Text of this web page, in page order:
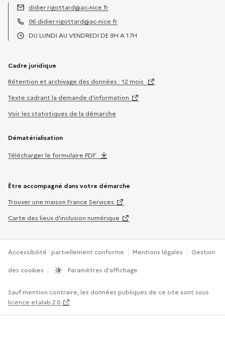
Adresse électronique :
didier.rigottard@ac-nice.fr
Téléphone :
06 didier.rigottard@ac-nice.fr
DU LUNDI AU VENDREDI DE 9H A 17H
Cadre juridique
Rétention et archivage des données : 12 mois
Texte cadrant la demande d’information
Voir les statistiques de la démarche
Dématérialisation
Télécharger le formulaire PDF
Être accompagné dans votre démarche
Trouver une maison France Services
Carte des lieux d’inclusion numérique
Accessibilité : partiellement conforme Mentions légales Gestion
des cookies Paramètres d’affichage
Sauf mention contraire, les données publiques de ce site sont sous
licence etalab 2.0